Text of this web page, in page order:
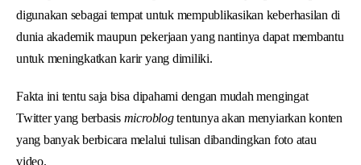
digunakan sebagai tempat untuk mempublikasikan keberhasilan di
dunia akademik maupun pekerjaan yang nantinya dapat membantu
untuk meningkatkan karir yang dimiliki.
Fakta ini tentu saja bisa dipahami dengan mudah mengingat
Twitter yang berbasis microblogtentunya akan menyiarkan konten
yang banyak berbicara melalui tulisan dibandingkan foto atau
video.